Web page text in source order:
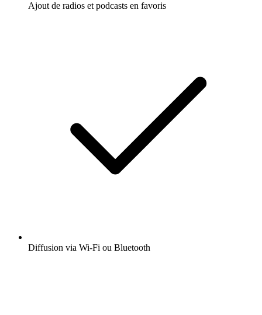
Ajout de radios et podcasts en favoris
Diffusion via Wi-Fi ou Bluetooth